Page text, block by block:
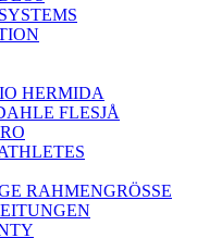
HERMIDA
FLESJÅ
RAHMENGRÖSSE